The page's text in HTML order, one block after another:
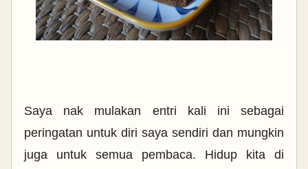
Saya nak mulakan entri kali ini sebagai
peringatan untuk diri saya sendiri dan mungkin
juga untuk semua pembaca. Hidup kita di